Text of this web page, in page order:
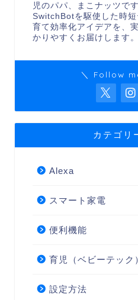
児のパパ、まこナッツで
SwitchBotを駆使した時
育て効率化アイデアを、
かりやすくお届けします。
＼ Follow
カテゴリ
Alexa
スマート家電
便利機能
育児（ベビーテック
設定方法